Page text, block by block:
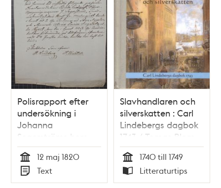
Polisrapport efter
undersökning i
Johanna
Segerströms hem,
angående fallet Carl
Fredrik Löfqvist – 12
maj 1820
Tid
12 maj 1820
Typ
Text
Slavhandlaren och
silverskatten : Carl
Lindebergs dagbok
1743 / Tomas Blom
Tid
1740 till 1749
Typ
Litteraturtips